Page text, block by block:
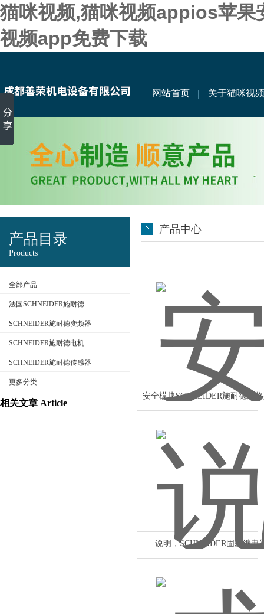
猫咪视频,猫咪视频appios苹果
视频app免费下载
网站首页 关于猫咪视频
产品目录
Products
全部产品
法国SCHNEIDER施耐德
SCHNEIDER施耐德变频器
SCHNEIDER施耐德电机
SCHNEIDER施耐德传感器
更多分类
相关文章 Article
产品中心
安全模块SCHNEIDER施耐德规
说明，SCHNEIDER固态继电